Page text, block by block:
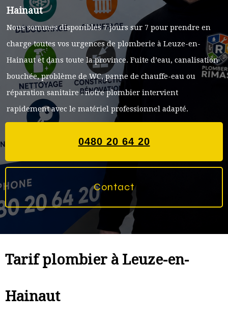
Hainaut
Nous sommes disponibles 7 jours sur 7 pour prendre en
charge toutes vos urgences de plomberie à Leuze-en-
Hainaut et dans toute la province. Fuite d’eau, canalisation
bouchée, problème de WC, panne de chauffe-eau ou
réparation sanitaire : notre plombier intervient
rapidement avec le matériel professionnel adapté.
0480 20 64 20
Contact
Tarif plombier à Leuze-en-
Hainaut